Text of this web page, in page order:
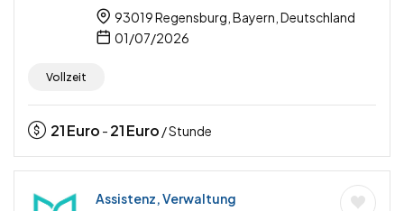
93019 Regensburg, Bayern, Deutschland
01/07/2026
Vollzeit
21Euro - 21Euro / Stunde
Assistenz, Verwaltung